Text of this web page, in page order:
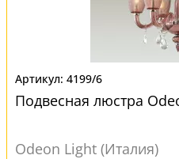
4199/6
Подвесная люстра
Odeon Light (Италия)